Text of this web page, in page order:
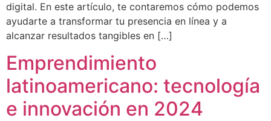
digital. En este artículo, te contaremos cómo podemos
ayudarte a transformar tu presencia en línea y a
alcanzar resultados tangibles en […]
Emprendimiento
latinoamericano: tecnología
e innovación en 2024